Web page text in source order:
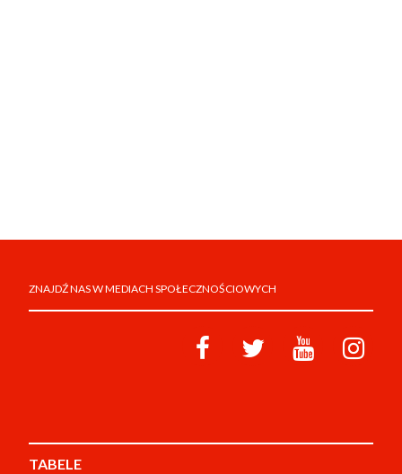
ZNAJDŹ NAS W MEDIACH SPOŁECZNOŚCIOWYCH
TABELE